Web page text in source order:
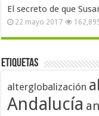
El secreto de que
22 mayo 2017
Etiquetas
alterglobalización
Andalucía